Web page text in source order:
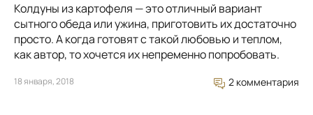
Колдуны из картофеля — это отличный вариант
сытного обеда или ужина, приготовить их достаточно
просто. А когда готовят с такой любовью и теплом,
как автор, то хочется их непременно попробовать.
18 января, 2018 2 комментария